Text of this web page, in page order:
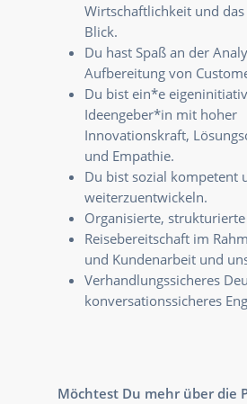
Wirtschaftlichkeit und das
Blick.
Du hast Spaß an der
Aufbereitung von
Du bist ein*e
Ideengeber*in mit hoher
Innovationskraft,
und Empathie.
Du bist sozial kompetent
weiterzuentwickeln.
Organisierte,
Reisebereitschaft im
und Kundenarbeit und
Verhandlungssicheres
konversationssicheres
Möchtest Du mehr über die